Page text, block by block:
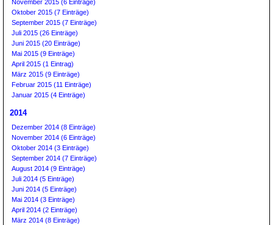
November 2015 (6 Einträge)
Oktober 2015 (7 Einträge)
September 2015 (7 Einträge)
Juli 2015 (26 Einträge)
Juni 2015 (20 Einträge)
Mai 2015 (9 Einträge)
April 2015 (1 Eintrag)
März 2015 (9 Einträge)
Februar 2015 (11 Einträge)
Januar 2015 (4 Einträge)
2014
Dezember 2014 (8 Einträge)
November 2014 (6 Einträge)
Oktober 2014 (3 Einträge)
September 2014 (7 Einträge)
August 2014 (9 Einträge)
Juli 2014 (5 Einträge)
Juni 2014 (5 Einträge)
Mai 2014 (3 Einträge)
April 2014 (2 Einträge)
März 2014 (8 Einträge)